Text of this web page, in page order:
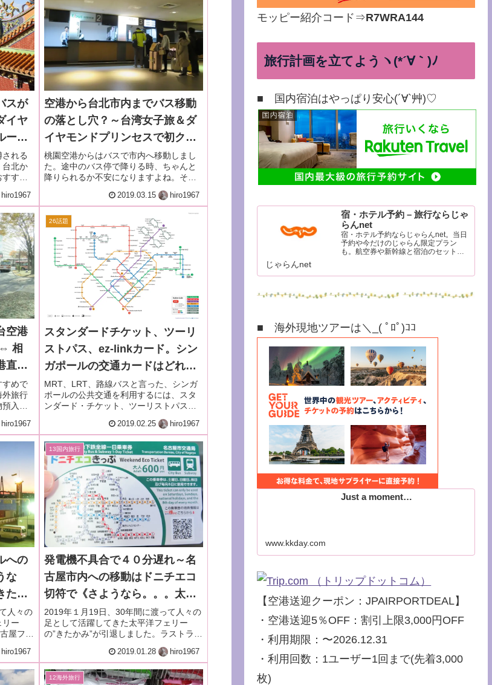
スが
イヤ
ーズ
される
台北か
すす
hiro1967
空港から台北市内までバス移動
の落とし穴？～台湾女子旅＆ダ
イヤモンドプリンセスで初クル
ーズー2018.12月・本編1-5
桃園空港からはバスで市内へ移動しまし
た。途中のバス停で降りる時、ちゃんと
降りられるか不安になりますよね。そん
な時の対処法をご紹介します。
2019.03.15 hiro1967
空港
相
直通
旅＆
初ク
1
すめで
外旅行
入の
hiro1967
26話題
スタンダードチケット、ツーリ
ストパス、ez-linkカード。シン
ガポールの交通カードはどれが
おすすめなの？～《旅の話題～
移動編2》
MRT、LRT、路線バスと言った、シンガ
ポールの公共交通を利用するには、スタ
ンダード・チケット、ツーリストパス、
ez-linkカードの3つの便利な交通カードが
あります。これらの交通カード、旅行者
にはどれがおすすめなのか？を考察しま
すよ。
2019.02.25 hiro1967
への
な
たか
⑬
人々の
リー
屋フェ
スを
hiro1967
13国内旅行
発電機不具合で４０分遅れ～名
古屋市内への移動はドニチエコ
切符で《さようなら。。。太平
洋フェリーきたかみー2019.1.12
～14》その⑨
2019年１月19日、30年間に渡って人々の
足として活躍してきた太平洋フェリー
の”きたかみ”が引退しました。ラストラン
のちょっと前、きたかみとお別れ旅行に
行ってきました。その⑨発電機の不具合
で40分遅れで下船。ドニチエコ切符で名
古屋市内へ移動。
2019.01.28 hiro1967
12海外旅行
モッピー紹介コード⇒R7WRA144
旅行計画を立てようヽ(*´∀｀)ﾉ
■ 国内宿泊はやっぱり安心(´∀`艸)♡
宿・ホテル予約 – 旅行ならじゃ
らんnet
宿・ホテル予約ならじゃらんnet。当日
予約や今だけのじゃらん限定プラン
も。航空券や新幹線と宿泊のセットで
せて簡単検索。豊富な観光情報と口コ
じゃらんnet
■ 海外現地ツアーは＼_( ﾟﾛﾟ)ｺｺ
Just a moment…
www.kkday.com
【空港送迎クーポン：JPAIRPORTDEAL】
・空港送迎5％OFF：割引上限3,000円OFF
・利用期限：〜2026.12.31
・利用回数：1ユーザー1回まで(先着3,000
枚)